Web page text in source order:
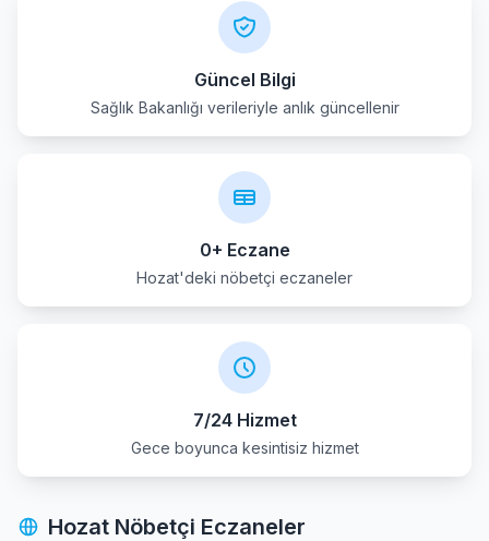
Güncel Bilgi
Sağlık Bakanlığı verileriyle anlık güncellenir
0+ Eczane
Hozat'deki nöbetçi eczaneler
7/24 Hizmet
Gece boyunca kesintisiz hizmet
Hozat Nöbetçi Eczaneler